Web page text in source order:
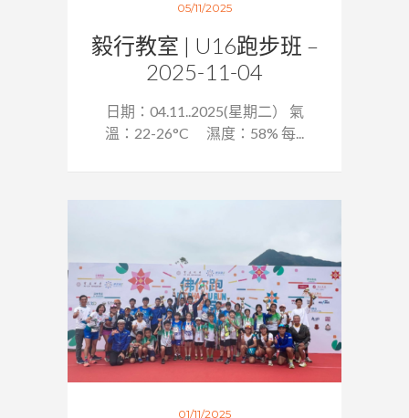
05/11/2025
毅行教室 | U16跑步班 –
2025-11-04
日期：04.11..2025(星期二） 氣
溫：22-26°C 濕度：58% 每...
01/11/2025